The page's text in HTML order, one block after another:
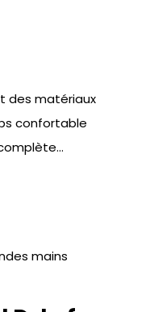
des matériaux
confortable
mains